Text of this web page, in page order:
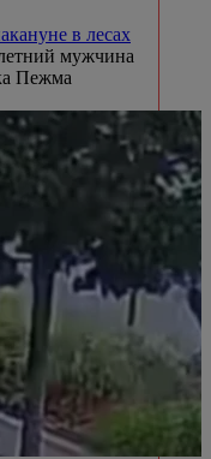
в лесах
мужчина
Пежма